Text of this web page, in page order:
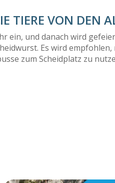
TIERE VON DEN
ein, und danach wird
Es wird
zum Scheidplatz zu